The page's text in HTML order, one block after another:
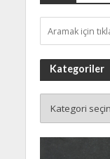
Kategoriler